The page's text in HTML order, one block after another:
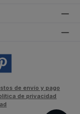
de envío y pago
de privacidad